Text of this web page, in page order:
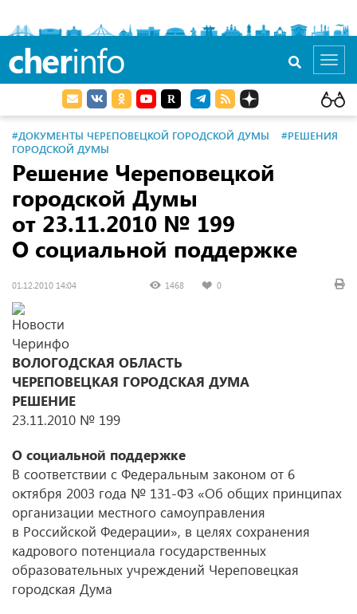
cherinfo
#ДОКУМЕНТЫ ЧЕРЕПОВЕЦКОЙ ГОРОДСКОЙ ДУМЫ
#РЕШЕНИЯ
ГОРОДСКОЙ ДУМЫ
Решение Череповецкой
городской Думы
от 23.11.2010 № 199
О социальной поддержке
01.12.2010 14:04 1468 0
ВОЛОГОДСКАЯ ОБЛАСТЬ
ЧЕРЕПОВЕЦКАЯ ГОРОДСКАЯ ДУМА
РЕШЕНИЕ
23.11.2010 № 199
О социальной поддержке
В соответствии с Федеральным законом от 6
октября 2003 года № 131-ФЗ «Об общих принципах
организации местного самоуправления
в Российской Федерации», в целях сохранения
кадрового потенциала государственных
образовательных учреждений Череповецкая
городская Дума